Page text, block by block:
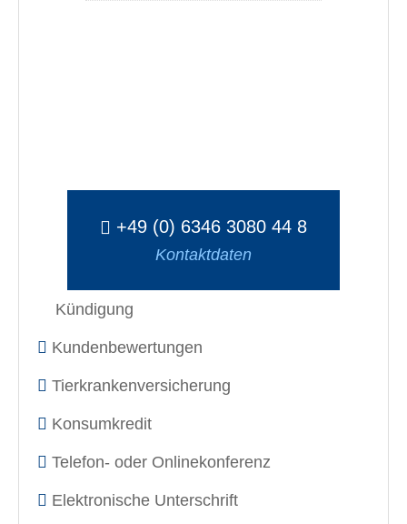
+49 (0) 6346 3080 44 8
Kontaktdaten
Kündigung
Kundenbewertungen
Tierkrankenversicherung
Konsumkredit
Telefon- oder Onlinekonferenz
Elektronische Unterschrift